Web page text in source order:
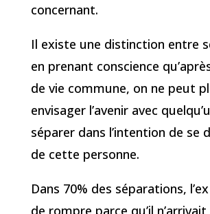
concernant.
Il existe une distinction entre
en prenant conscience
de vie commune, on ne peut
envisager l’avenir avec
séparer dans l’intention de se
de cette personne.
Dans 70% des séparations,
de rompre parce qu’il